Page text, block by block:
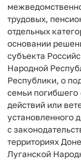
трудовых,
отдельных
основании
субъекта
Народной
Республики, о
семьи
действий или
установленного
с
территориях
Луганской